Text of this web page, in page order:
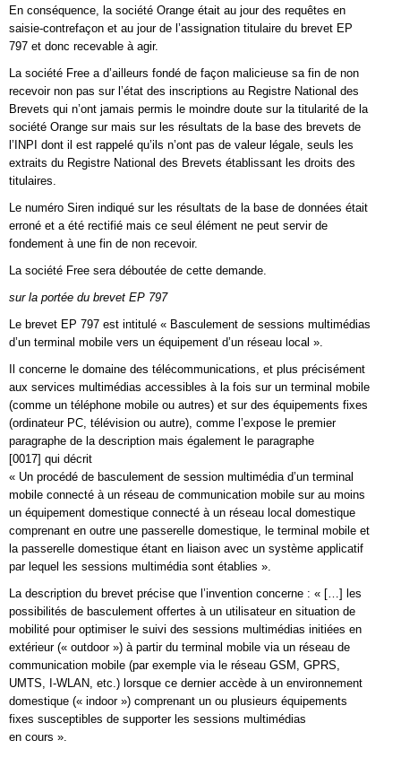
En conséquence, la société Orange était au jour des requêtes en
saisie-contrefaçon et au jour de l’assignation titulaire du brevet EP
797 et donc recevable à agir.
La société Free a d’ailleurs fondé de façon malicieuse sa fin de non
recevoir non pas sur l’état des inscriptions au Registre National des
Brevets qui n’ont jamais permis le moindre doute sur la titularité de la
société Orange sur mais sur les résultats de la base des brevets de
l’INPI dont il est rappelé qu’ils n’ont pas de valeur légale, seuls les
extraits du Registre National des Brevets établissant les droits des
titulaires.
Le numéro Siren indiqué sur les résultats de la base de données était
erroné et a été rectifié mais ce seul élément ne peut servir de
fondement à une fin de non recevoir.
La société Free sera déboutée de cette demande.
sur la portée du brevet EP 797
Le brevet EP 797 est intitulé « Basculement de sessions multimédias
d’un terminal mobile vers un équipement d’un réseau local ».
Il concerne le domaine des télécommunications, et plus précisément
aux services multimédias accessibles à la fois sur un terminal mobile
(comme un téléphone mobile ou autres) et sur des équipements fixes
(ordinateur PC, télévision ou autre), comme l’expose le premier
paragraphe de la description mais également le paragraphe
[0017] qui décrit
« Un procédé de basculement de session multimédia d’un terminal
mobile connecté à un réseau de communication mobile sur au moins
un équipement domestique connecté à un réseau local domestique
comprenant en outre une passerelle domestique, le terminal mobile et
la passerelle domestique étant en liaison avec un système applicatif
par lequel les sessions multimédia sont établies ».
La description du brevet précise que l’invention concerne : « […] les
possibilités de basculement offertes à un utilisateur en situation de
mobilité pour optimiser le suivi des sessions multimédias initiées en
extérieur (« outdoor ») à partir du terminal mobile via un réseau de
communication mobile (par exemple via le réseau GSM, GPRS,
UMTS, I-WLAN, etc.) lorsque ce dernier accède à un environnement
domestique (« indoor ») comprenant un ou plusieurs équipements
fixes susceptibles de supporter les sessions multimédias
en cours ».